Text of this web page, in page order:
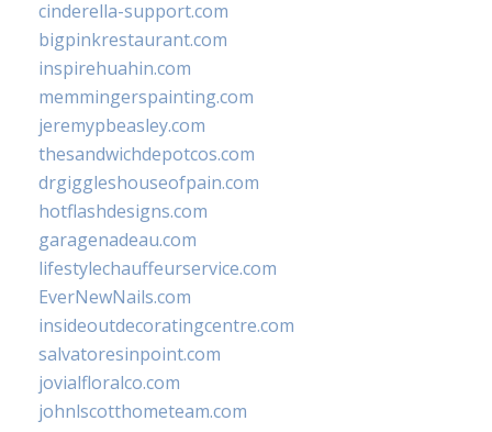
cinderella-support.com
bigpinkrestaurant.com
inspirehuahin.com
memmingerspainting.com
jeremypbeasley.com
thesandwichdepotcos.com
drgiggleshouseofpain.com
hotflashdesigns.com
garagenadeau.com
lifestylechauffeurservice.com
EverNewNails.com
insideoutdecoratingcentre.com
salvatoresinpoint.com
jovialfloralco.com
johnlscotthometeam.com